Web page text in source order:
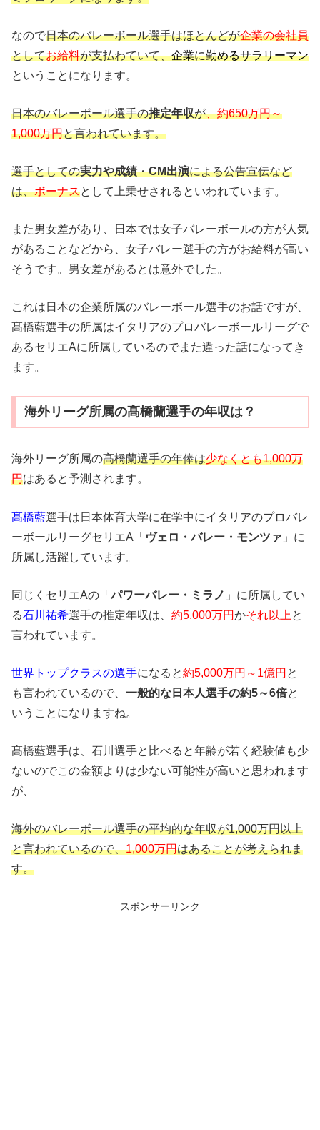
なので日本のバレーボール選手はほとんどが企業の会社員
としてお給料が支払わていて、企業に勤めるサラリーマン
ということになります。
日本のバレーボール選手の推定年収が、約650万円～
1,000万円と言われています。
選手としての実力や成績・CM出演による公告宣伝など
は、ボーナスとして上乗せされるといわれています。
また男女差があり、日本では女子バレーボールの方が人気
があることなどから、女子バレー選手の方がお給料が高い
そうです。男女差があるとは意外でした。
これは日本の企業所属のバレーボール選手のお話ですが、
髙橋藍選手の所属はイタリアのプロバレーボールリーグで
あるセリエAに所属しているのでまた違った話になってき
ます。
海外リーグ所属の髙橋蘭選手の年収は？
海外リーグ所属の髙橋蘭選手の年俸は少なくとも1,000万
円はあると予測されます。
髙橋藍選手は日本体育大学に在学中にイタリアのプロバレ
ーボールリーグセリエA「 ヴェロ・バレー・モンツァ 」に
所属し活躍しています。
同じくセリエAの「パワーバレー・ミラノ 」に所属してい
る石川祐希選手の推定年収は、 約5,000万円かそれ以上 と
言われています。
世界トップクラスの選手になると約5,000万円～1億円 と
も言われているので
一般的な日本人選手の約5～6倍と
いうことになりますね。
髙橋藍選手は、石川選手と比べると年齢が若く経験値も少
ないのでこの金額よりは少ない可能性が高いと思われます
が、
海外のバレーボール選手の平均的な年収が1,000万円以上
と言われているので、1,000万円はあることが考えられま
す。
スポンサーリンク